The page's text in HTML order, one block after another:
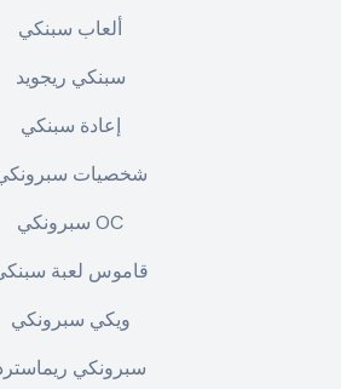
ألعاب سبنكي
سبنكي ريجويد
إعادة سبنكي
شخصيات
سبرونكي OC
قاموس لعبة
ويكي سبرونكي
سبرونكي